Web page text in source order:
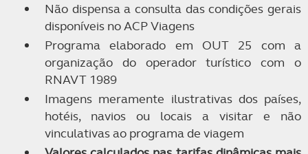
Não dispensa a consulta das condições gerais
disponíveis no ACP Viagens
Programa elaborado em OUT 25 com a
organização do operador turístico com o
RNAVT 1989
Imagens meramente ilustrativas dos países,
hotéis, navios ou locais a visitar e não
vinculativas ao programa de viagem